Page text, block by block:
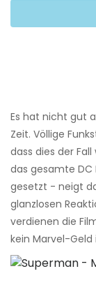
Es hat nicht gut
Zeit. Völlige
dass dies der Fall
das gesamte DC
gesetzt - neigt
glanzlosen
verdienen die
kein Marvel-Geld